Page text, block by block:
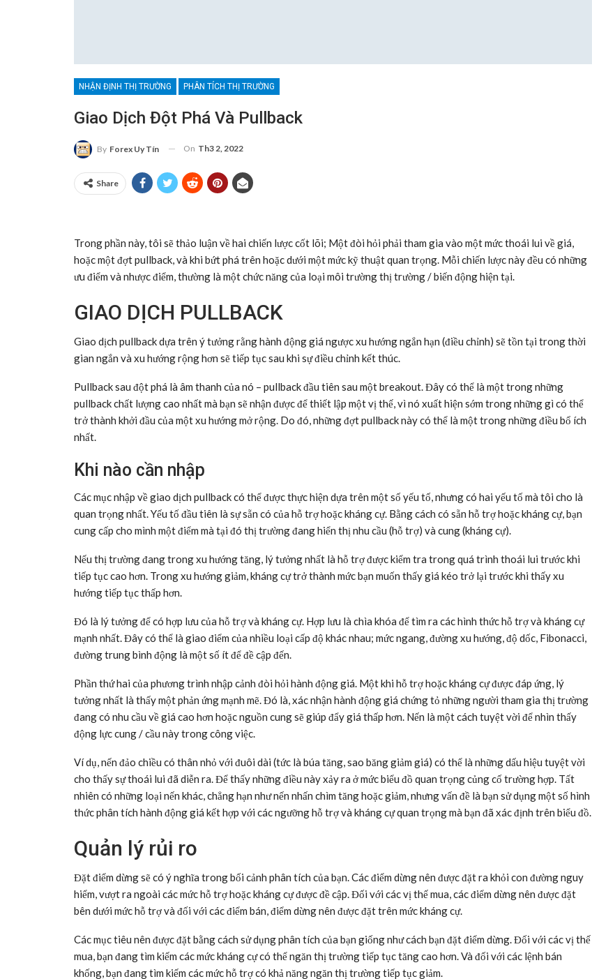
NHẬN ĐỊNH THỊ TRƯỜNG PHÂN TÍCH THỊ TRƯỜNG
Giao Dịch Đột Phá Và Pullback
By Forex Uy Tín On Th3 2, 2022
Share
Trong phần này, tôi sẽ thảo luận về hai chiến lược cốt lõi; Một đòi hỏi phải tham gia vào một mức thoái lui về giá,
hoặc một đợt pullback, và khi bứt phá trên hoặc dưới một mức kỹ thuật quan trọng. Mỗi chiến lược này đều có những
ưu điểm và nhược điểm, thường là một chức năng của loại môi trường thị trường / biến động hiện tại.
GIAO DỊCH PULLBACK
Giao dịch pullback dựa trên ý tưởng rằng hành động giá ngược xu hướng ngắn hạn (điều chỉnh) sẽ tồn tại trong thời
gian ngắn và xu hướng rộng hơn sẽ tiếp tục sau khi sự điều chỉnh kết thúc.
Pullback sau đột phá là âm thanh của nó – pullback đầu tiên sau một breakout. Đây có thể là một trong những
pullback chất lượng cao nhất mà bạn sẽ nhận được để thiết lập một vị thế, vì nó xuất hiện sớm trong những gì có thể
trở thành khởi đầu của một xu hướng mở rộng. Do đó, những đợt pullback này có thể là một trong những điều bổ ích
nhất.
Khi nào cần nhập
Các mục nhập về giao dịch pullback có thể được thực hiện dựa trên một số yếu tố, nhưng có hai yếu tố mà tôi cho là
quan trọng nhất. Yếu tố đầu tiên là sự sẵn có của hỗ trợ hoặc kháng cự. Bằng cách có sẵn hỗ trợ hoặc kháng cự, bạn
cung cấp cho mình một điểm mà tại đó thị trường đang hiển thị nhu cầu (hỗ trợ) và cung (kháng cự).
Nếu thị trường đang trong xu hướng tăng, lý tưởng nhất là hỗ trợ được kiểm tra trong quá trình thoái lui trước khi
tiếp tục cao hơn. Trong xu hướng giảm, kháng cự trở thành mức bạn muốn thấy giá kéo trở lại trước khi thấy xu
hướng tiếp tục thấp hơn.
Đó là lý tưởng để có hợp lưu của hỗ trợ và kháng cự. Hợp lưu là chìa khóa để tìm ra các hình thức hỗ trợ và kháng cự
mạnh nhất. Đây có thể là giao điểm của nhiều loại cấp độ khác nhau; mức ngang, đường xu hướng, độ dốc, Fibonacci,
đường trung bình động là một số ít để đề cập đến.
Phần thứ hai của phương trình nhập cảnh đòi hỏi hành động giá. Một khi hỗ trợ hoặc kháng cự được đáp ứng, lý
tưởng nhất là thấy một phản ứng mạnh mẽ. Đó là, xác nhận hành động giá chứng tỏ những người tham gia thị trường
đang có nhu cầu về giá cao hơn hoặc nguồn cung sẽ giúp đẩy giá thấp hơn. Nến là một cách tuyệt vời để nhìn thấy
động lực cung / cầu này trong công việc.
Ví dụ, nến đảo chiều có thân nhỏ với đuôi dài (tức là búa tăng, sao băng giảm giá) có thể là những dấu hiệu tuyệt vời
cho thấy sự thoái lui đã diễn ra. Để thấy những điều này xảy ra ở mức biểu đồ quan trọng củng cố trường hợp. Tất
nhiên có những loại nến khác, chẳng hạn như nến nhấn chìm tăng hoặc giảm, nhưng vấn đề là bạn sử dụng một số hình
thức phân tích hành động giá kết hợp với các ngưỡng hỗ trợ và kháng cự quan trọng mà bạn đã xác định trên biểu đồ.
Quản lý rủi ro
Đặt điểm dừng sẽ có ý nghĩa trong bối cảnh phân tích của bạn. Các điểm dừng nên được đặt ra khỏi con đường nguy
hiểm, vượt ra ngoài các mức hỗ trợ hoặc kháng cự được đề cập. Đối với các vị thế mua, các điểm dừng nên được đặt
bên dưới mức hỗ trợ và đối với các điểm bán, điểm dừng nên được đặt trên mức kháng cự.
Các mục tiêu nên được đặt bằng cách sử dụng phân tích của bạn giống như cách bạn đặt điểm dừng. Đối với các vị thế
mua, bạn đang tìm kiếm các mức kháng cự có thể ngăn thị trường tiếp tục tăng cao hơn. Và đối với các lệnh bán
khống, bạn đang tìm kiếm các mức hỗ trợ có khả năng ngăn thị trường tiếp tục giảm.